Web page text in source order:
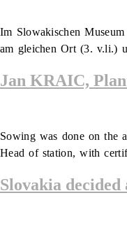
Im Slowakischen
am gleichen Ort (3. v.li.)
Jan KRAIC,
Sowing was done on the
Head of station, with
Slovakia